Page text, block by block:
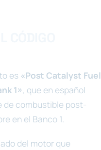
es «Post Catalyst Fuel
1», que en español
de combustible post-
en el Banco 1.
del motor que